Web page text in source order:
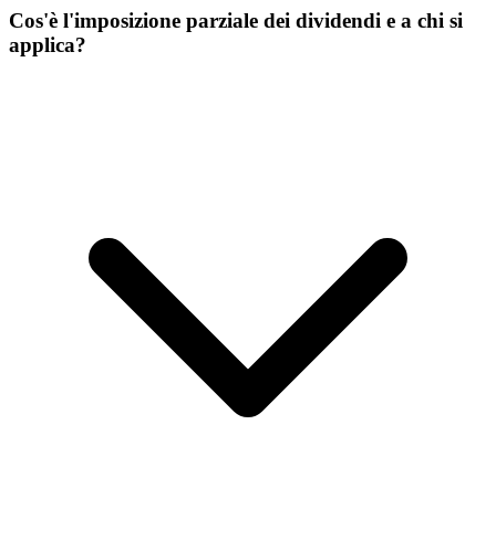
Cos'è l'imposizione parziale dei dividendi e a chi si
applica?